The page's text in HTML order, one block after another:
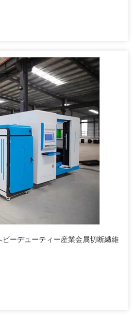
ビーデューティー産業金属切断繊維